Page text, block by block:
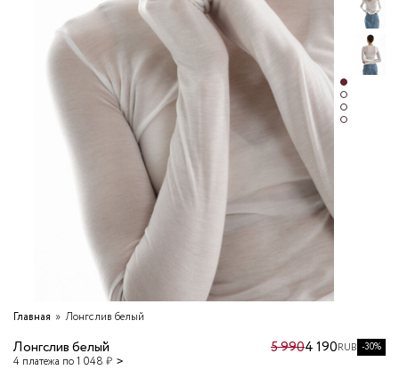
Главная Лонгслив белый
Лонгслив белый
4 платежа по 1 048 ₽
5 9904 190RUB -30%